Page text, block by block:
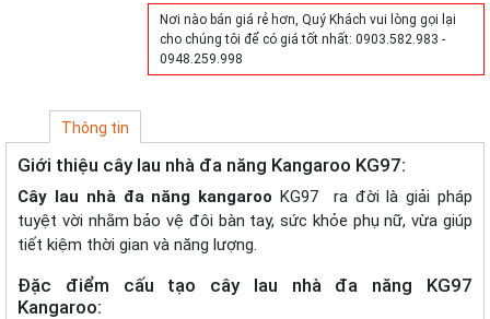
Nơi nào bán giá rẻ hơn, Quý Khách vui lòng gọi lại
cho chúng tôi để có giá tốt nhất: 0903.582.983 -
0948.259.998
Thông tin
Giới thiệu cây lau nhà đa năng Kangaroo KG97:
Cây lau nhà đa năng kangaroo KG97 ra đời là giải pháp
tuyệt vời nhằm bảo vệ đôi bàn tay, sức khỏe phụ nữ, vừa giúp
tiết kiệm thời gian và năng lượng.
Đặc điểm cấu tạo cây lau nhà đa năng KG97
Kangaroo: